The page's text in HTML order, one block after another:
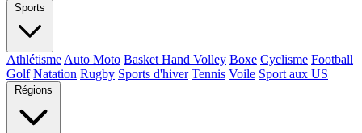
Sports
Athlétisme Auto Moto Basket Hand Volley Boxe Cyclisme Football
Golf Natation Rugby Sports d'hiver Tennis Voile Sport aux US
Régions